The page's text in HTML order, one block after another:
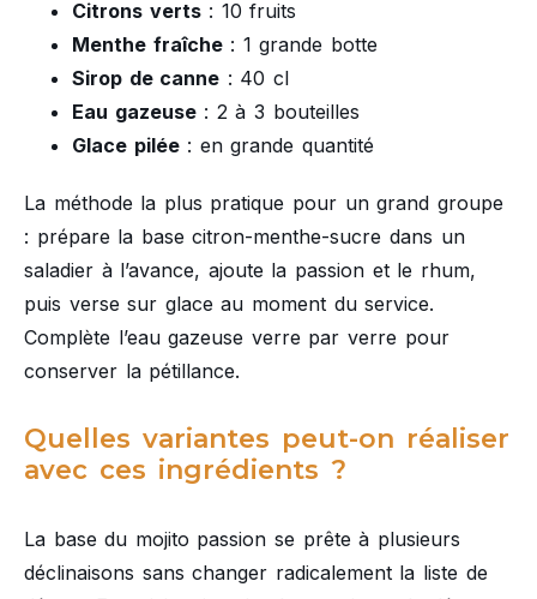
Citrons verts: 10 fruits
Menthe fraîche: 1 grande botte
Sirop de canne : 40 cl
Eau gazeuse: 2 à 3 bouteilles
Glace pilée: en grande quantité
La méthode la plus pratique pour un grand groupe
: prépare la base citron-menthe-sucre dans un
saladier à l’avance, ajoute la passion et le rhum,
puis verse sur glace au moment du service.
Complète l’eau gazeuse verre par verre pour
conserver la pétillance.
Quelles variantes peut-on réaliser
avec ces ingrédients ?
La base du mojito passion se prête à plusieurs
déclinaisons sans changer radicalement la liste de